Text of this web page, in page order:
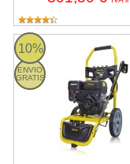
10%
ENVIO
GRATIS
ULTIMATE 820QG-